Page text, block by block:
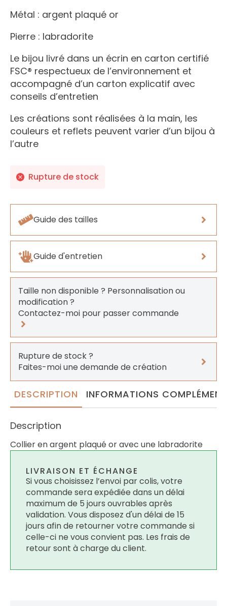
Métal : argent plaqué or
Pierre : labradorite
Le bijou livré dans un écrin en carton certifié
FSC® respectueux de l’environnement et
accompagné d’un carton explicatif avec
conseils d’entretien
Les créations sont réalisées à la main, les
couleurs et reflets peuvent varier d’un bijou à
l’autre
Rupture de stock
Guide des tailles
Guide d'entretien
Taille non disponible ? Personnalisation ou
modification ?
Contactez-moi pour passer commande
Rupture de stock ?
Faites-moi une demande de création
DESCRIPTION INFORMATIONS
Description
Collier en argent plaqué or avec une labradorite
LIVRAISON ET ÉCHANGE
Si vous choisissez l’envoi par colis, votre
commande sera expédiée dans un délai
maximum de 5 jours ouvrables après
validation. Vous disposez d'un délai de 15
jours afin de retourner votre commande si
celle-ci ne vous convient pas. Les frais de
retour sont à charge du client.